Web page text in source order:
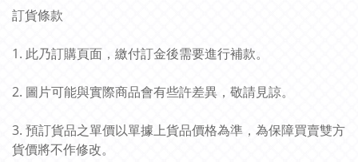
訂貨條款
1. 此乃訂購頁面，繳付訂金後需要進行補款。
2. 圖片可能與實際商品會有些許差異，敬請見諒。
3. 預訂貨品之單價以單據上貨品價格為準，為保障買賣雙方
貨價將不作修改。